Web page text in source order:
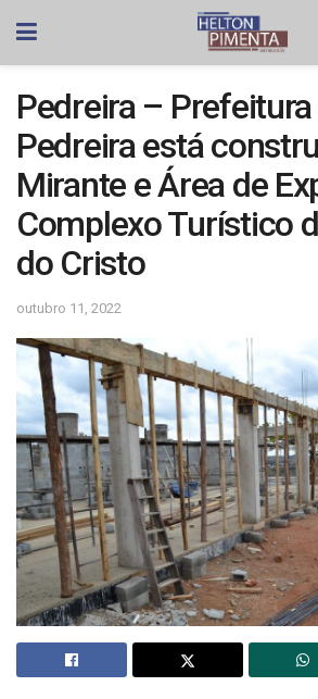
Pedreira –
Pedreira está
Mirante e Área de
Complexo Turístico
do Cristo
outubro 11, 2022